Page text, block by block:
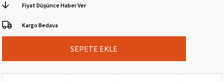
Fiyat Düşünce Haber Ver
Kargo Bedava